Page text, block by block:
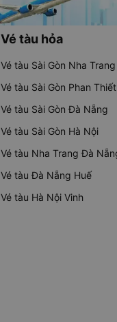
Vé tàu hỏa
Vé tàu Sài Gòn Nha Trang
Vé tàu Sài Gòn Phan Thiết
Vé tàu Sài Gòn Đà Nẵng
Vé tàu Sài Gòn Hà Nội
Vé tàu Nha Trang Đà
Vé tàu Đà Nẵng Huế
Vé tàu Hà Nội Vinh